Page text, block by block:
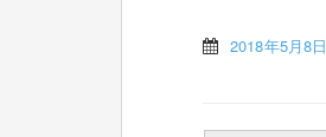
2018年5月8日